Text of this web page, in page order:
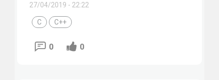
27/04/2019 - 22:22
C C++
0 0